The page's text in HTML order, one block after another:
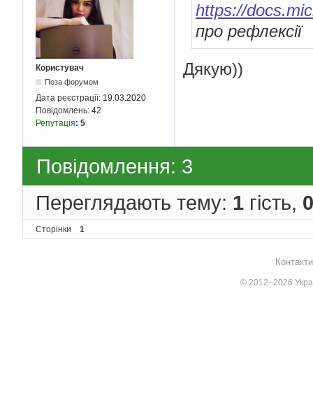
Користувач
Поза форумом
Дата реєстрації: 19.03.2020
Повідомлень: 42
Репутація: 5
https://
про рефлексії
Дякую))
Повідомлення: 3
Переглядають тему: 1 гість, 0
Сторінки 1
© 2012–2026